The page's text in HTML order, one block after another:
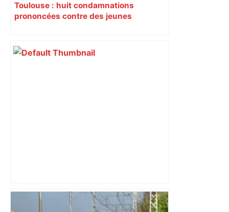
Toulouse : huit condamnations
prononcées contre des jeunes
Bilan du marché du logement neuf :